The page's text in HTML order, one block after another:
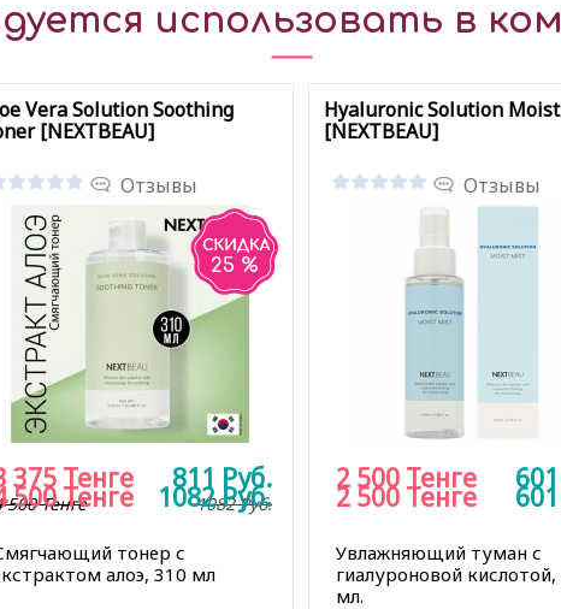
использовать в
Vera Solution Soothing
[NEXTBEAU]
Отзывы
25 %
тонер с
алоэ, 310 мл
375 Тенге 811 Руб.
500 Тенге 1082Руб.
500Тенге 1082Руб.
Hyaluronic Solution
[NEXTBEAU]
Отзывы
Увлажняющий туман с
гиалуроновой кислотой,
мл.
2 500 Тенге 601
2 500 Тенге 601